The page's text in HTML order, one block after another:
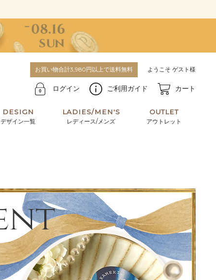
お買い物合計3,980円以上で送料無料 ようこそ ゲスト様
ログイン ご利用ガイド カート
パスケース
レザーケア用品 その他
DESIGN
デザイン一覧
マテリアルから探す
LADIES/MEN'S
レディース/メンズ
For men's
OUTLET
アウトレット